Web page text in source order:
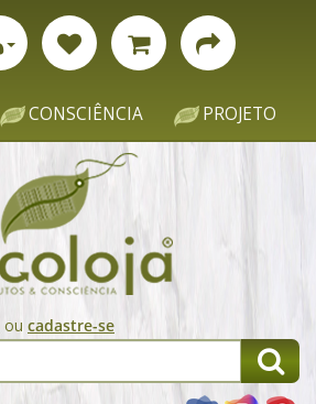
CONSCIÊNCIA PROJETO
ou cadastre-se